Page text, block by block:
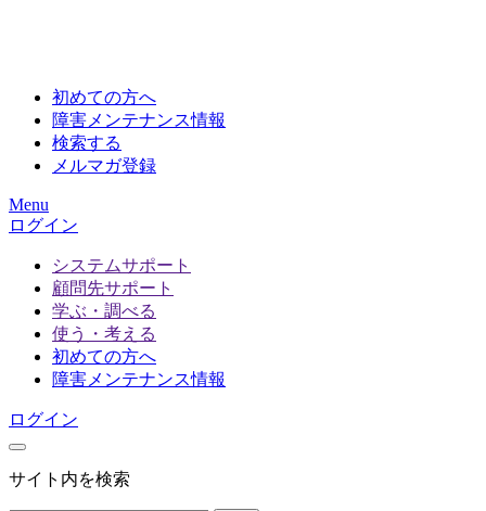
初めての方へ
障害メンテナンス情報
検索する
メルマガ登録
Menu
ログイン
システムサポート
顧問先サポート
学ぶ・調べる
使う・考える
初めての方へ
障害メンテナンス情報
ログイン
サイト内を検索